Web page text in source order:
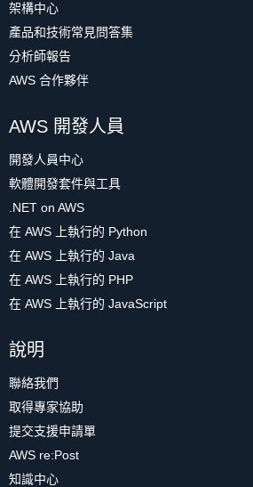
架構中心
產品和技術常見問答集
分析師報告
AWS 合作夥伴
AWS 開發人員
開發人員中心
軟體開發套件與工具
.NET on AWS
在 AWS 上執行的 Python
在 AWS 上執行的 Java
在 AWS 上執行的 PHP
在 AWS 上執行的 JavaScript
說明
聯絡我們
取得專家協助
提交支援申請單
AWS re:Post
知識中心